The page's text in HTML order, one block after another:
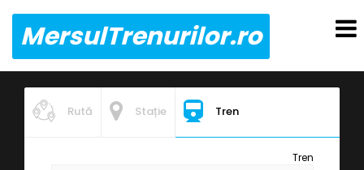
MersulTrenurilor.ro
Rută Stație Tren
Tren